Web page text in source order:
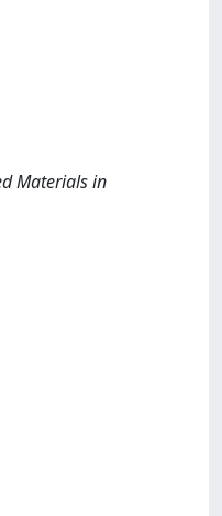
Materials in